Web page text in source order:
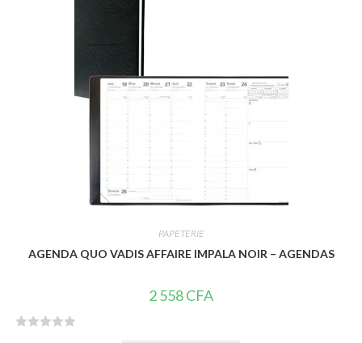
PAPETERIE
AGENDA QUO VADIS AFFAIRE IMPALA NOIR – AGENDAS
2 558CFA